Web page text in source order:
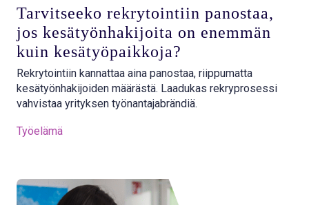
Tarvitseeko rekrytointiin panostaa,
jos kesätyönhakijoita on enemmän
kuin kesätyöpaikkoja?
Rekrytointiin kannattaa aina panostaa, riippumatta
kesätyönhakijoiden määrästä. Laadukas rekryprosessi
vahvistaa yrityksen työnantajabrändiä.
Työelämä